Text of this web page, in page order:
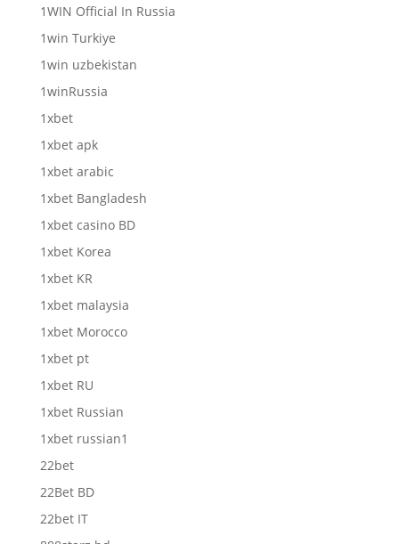
1WIN Official In Russia
1win Turkiye
1win uzbekistan
1winRussia
1xbet
1xbet apk
1xbet arabic
1xbet Bangladesh
1xbet casino BD
1xbet Korea
1xbet KR
1xbet malaysia
1xbet Morocco
1xbet pt
1xbet RU
1xbet Russian
1xbet russian1
22bet
22Bet BD
22bet IT